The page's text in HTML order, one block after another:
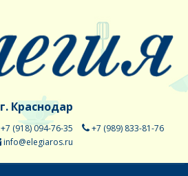
г. Краснодар
+7 (918) 094-76-35
+7 (989) 833-81-76
info@elegiaros.ru